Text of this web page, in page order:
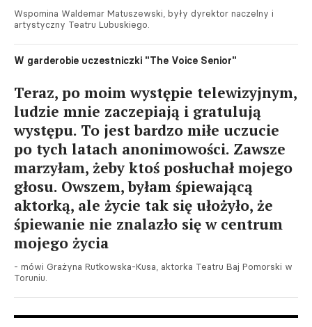
Wspomina Waldemar Matuszewski, były dyrektor naczelny i
artystyczny Teatru Lubuskiego.
W garderobie uczestniczki "The Voice Senior"
Teraz, po moim występie telewizyjnym,
ludzie mnie zaczepiają i gratulują
występu. To jest bardzo miłe uczucie
po tych latach anonimowości. Zawsze
marzyłam, żeby ktoś posłuchał mojego
głosu. Owszem, byłam śpiewającą
aktorką, ale życie tak się ułożyło, że
śpiewanie nie znalazło się w centrum
mojego życia
- mówi Grażyna Rutkowska-Kusa, aktorka Teatru Baj Pomorski w
Toruniu.